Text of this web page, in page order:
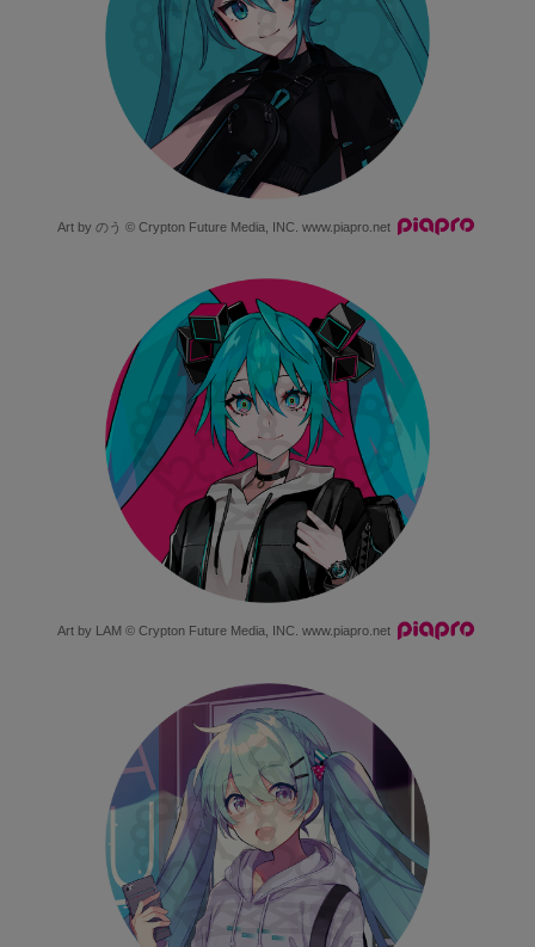
Art by のう © Crypton Future Media, INC. www.piapro.net
Art by LAM © Crypton Future Media, INC. www.piapro.net